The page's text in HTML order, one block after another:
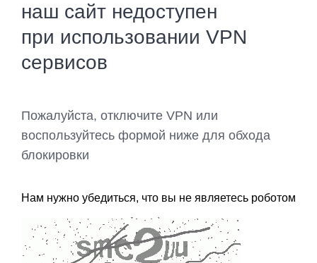
наш сайт недоступен
при использовании VPN
сервисов
Пожалуйста, отключите VPN или
воспользуйтесь формой ниже для обхода
блокировки
Нам нужно убедиться, что вы не являетесь роботом